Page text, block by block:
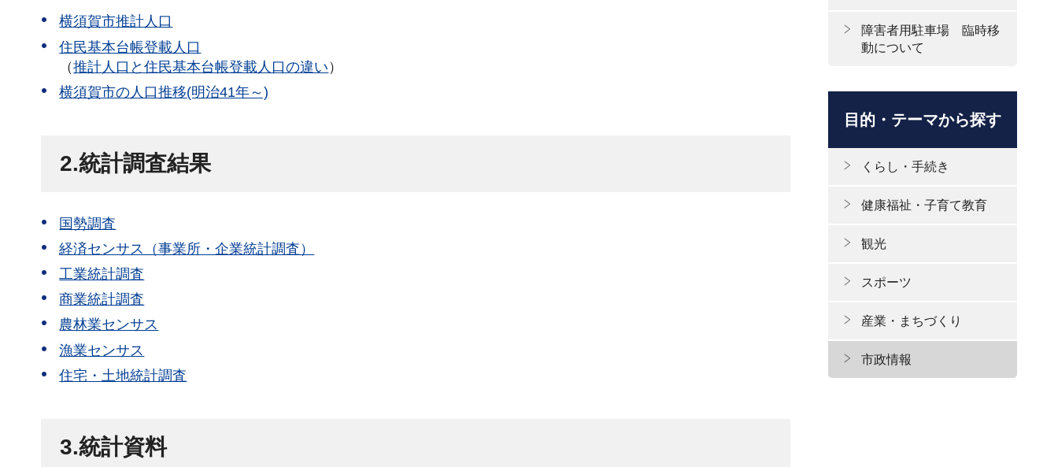
横須賀市推計人口
住民基本台帳登載人口
（推計人口と住民基本台帳登載人口の違い ）
横須賀市の人口推移(明治41年～)
2.統計調査結果
国勢調査
経済センサス（事業所・企業統計調査）
工業統計調査
商業統計調査
農林業センサス
漁業センサス
住宅・土地統計調査
3.統計資料
障害者用駐車場 臨時移
動について
目的・テーマから探す
くらし・手続き
健康福祉・子育て教育
観光
スポーツ
産業・まちづくり
市政情報